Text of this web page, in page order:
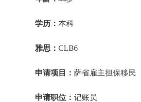
学历： 本科
雅思： CLB6
申请项目： 萨省雇主担保移民
申请职位： 记账员